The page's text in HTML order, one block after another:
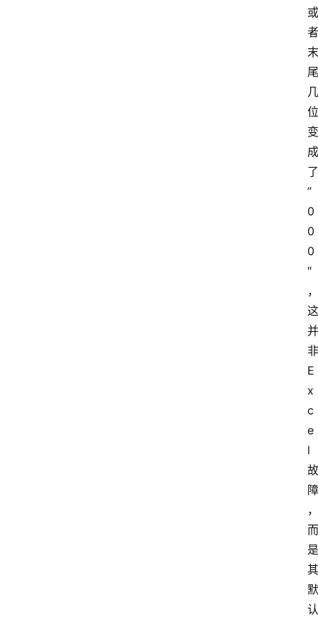
或
者
末
尾
几
位
变
成
了
”
0
0
0
″
，
这
并
非
E
x
c
e
l
故
障
，
而
是
其
默
认